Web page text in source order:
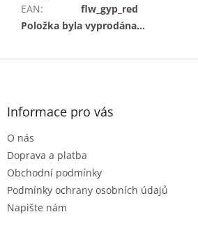
EAN:
flw_gyp_red
Položka byla vyprodána…
Z
Informace pro vás
O nás
Doprava a platba
Obchodní podmínky
Podmínky ochrany osobních údajů
Napište nám